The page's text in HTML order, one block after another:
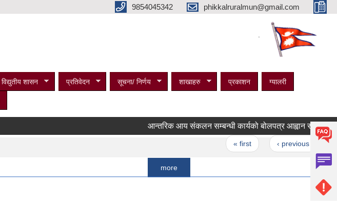
9854045342 phikkalruralmun@gmail.com
विद्युतीय शासन प्रतिवेदन सूचना/ निर्णय शाखाहरु प्रकाशन ग्यालरी
आन्तरिक आय संकलन सम्बन्धी कार्यको बोलपत्र आह्वान सम्बन्धी सूचना ।
‹ previous … 19